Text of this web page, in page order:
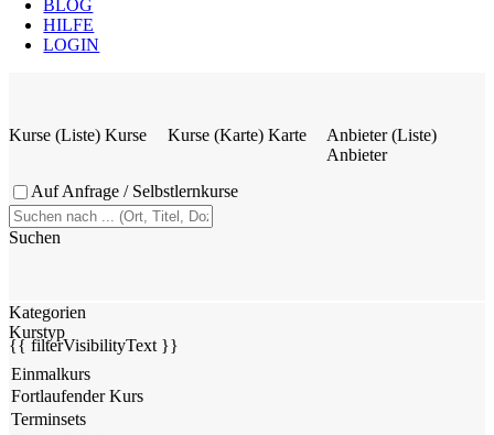
BLOG
HILFE
LOGIN
Kurse (Liste) Kurse Kurse (Karte) Karte
Anbieter (Liste)
Anbieter
Auf Anfrage / Selbstlernkurse
Suchen
{{ filterVisibilityText }}
Kategorien
Kurstyp